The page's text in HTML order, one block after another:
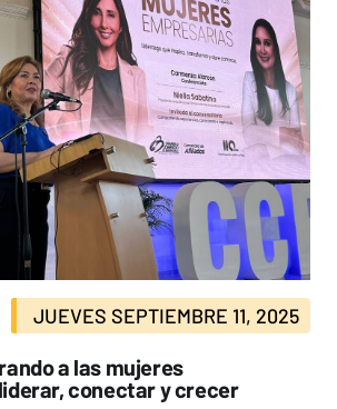
JUEVES SEPTIEMBRE 11, 2025
a las mujeres
conectar y crecer